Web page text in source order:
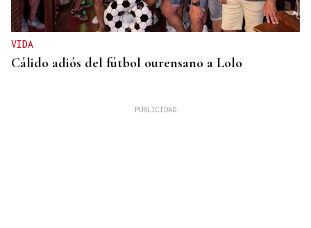
VIDA
Cálido adiós del fútbol ourensano a Lolo